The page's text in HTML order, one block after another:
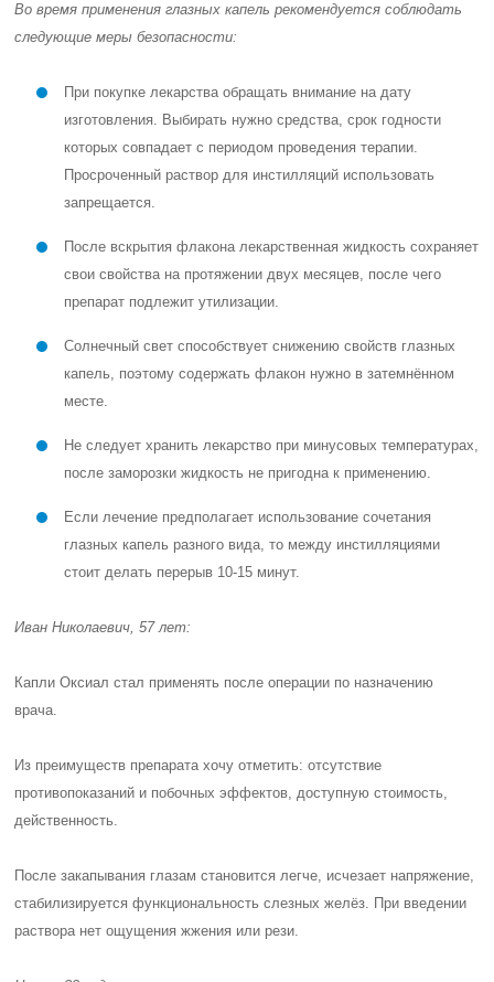
Во время применения глазных капель рекомендуется соблюдать
следующие меры безопасности:
При покупке лекарства обращать внимание на дату
изготовления. Выбирать нужно средства, срок годности
которых совпадает с периодом проведения терапии.
Просроченный раствор для инстилляций использовать
запрещается.
После вскрытия флакона лекарственная жидкость сохраняет
свои свойства на протяжении двух месяцев, после чего
препарат подлежит утилизации.
Солнечный свет способствует снижению свойств глазных
капель, поэтому содержать флакон нужно в затемнённом
месте.
Не следует хранить лекарство при минусовых температурах,
после заморозки жидкость не пригодна к применению.
Если лечение предполагает использование сочетания
глазных капель разного вида, то между инстилляциями
стоит делать перерыв 10-15 минут.
Иван Николаевич, 57 лет:
Капли Оксиал стал применять после операции по назначению
врача.
Из преимуществ препарата хочу отметить: отсутствие
противопоказаний и побочных эффектов, доступную стоимость,
действенность.
После закапывания глазам становится легче, исчезает напряжение,
стабилизируется функциональность слезных желёз. При введении
раствора нет ощущения жжения или рези.